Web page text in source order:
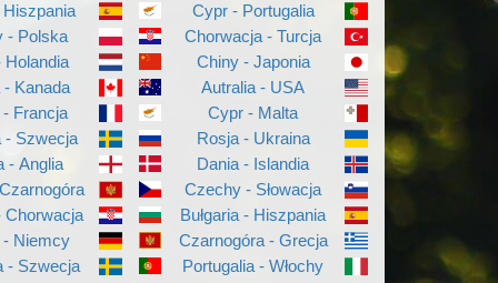
- Polska
Holandia
- Kanada
Francja
- Szwecja
- Anglia
Chorwacja
- Niemcy
- Szwecja
Cypr - Portugalia
Chorwacja - Turcja
Chiny - Japonia
Autralia - USA
Cypr - Malta
Rosja - Ukraina
Dania - Islandia
Czechy - Słowacja
Bułgaria - Hiszpania
Czarnogóra - Grecja
Portugalia - Włochy